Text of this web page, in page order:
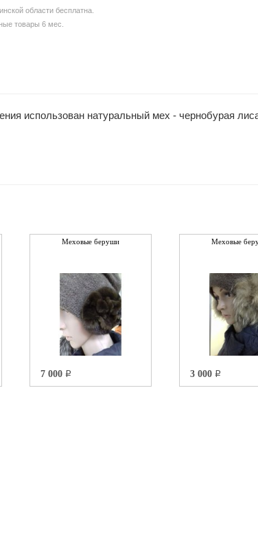
области бесплатна.
товары 6 мес.
использован натуральный мех - чернобурая
Меховые беруши
7 000 q
Меховые
3 000 q